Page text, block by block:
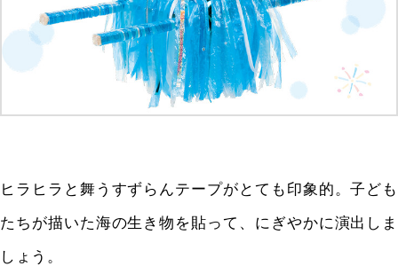
ヒラヒラと舞うすずらんテープがとても印象的。子ども
たちが描いた海の生き物を貼って、にぎやかに演出しま
しょう。